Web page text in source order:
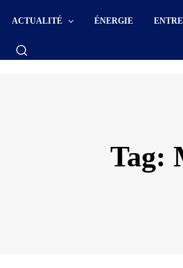
ACTUALITÉ ÉNERGIE
Tag: